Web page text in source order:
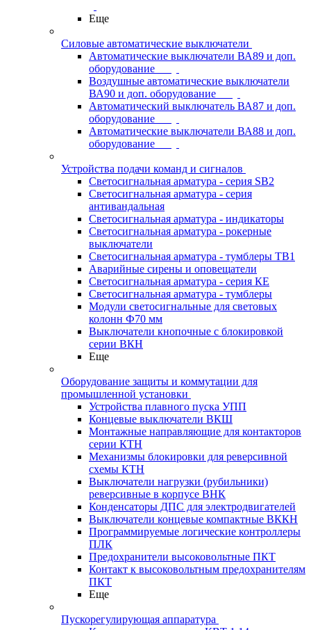
Еще
Силовые автоматические выключатели
Автоматические выключатели ВА89 и доп.
оборудование
Воздушные автоматические выключатели
ВА90 и доп. оборудование
Автоматический выключатель ВА87 и доп.
оборудование
Автоматические выключатели ВА88 и доп.
оборудование
Устройства подачи команд и сигналов
Светосигнальная арматура - серия SB2
Светосигнальная арматура - серия
антивандальная
Светосигнальная арматура - индикаторы
Светосигнальная арматура - рокерные
выключатели
Светосигнальная арматура - тумблеры ТВ1
Аварийные сирены и оповещатели
Светосигнальная арматура - серия КЕ
Светосигнальная арматура - тумблеры
Модули светосигнальные для световых
колонн Ф70 мм
Выключатели кнопочные с блокировкой
серии ВКН
Еще
Оборудование защиты и коммутации для
промышленной установки
Устройства плавного пуска УПП
Концевые выключатели ВКШ
Монтажные направляющие для контакторов
серии КТН
Механизмы блокировки для реверсивной
схемы КТН
Выключатели нагрузки (рубильники)
реверсивные в корпусе ВНК
Конденсаторы ДПС для электродвигателей
Выключатели концевые компактные ВККН
Программируемые логические контроллеры
ПЛК
Предохранители высоковольтные ПКТ
Контакт к высоковольтным предохранителям
ПКТ
Еще
Пускорегулирующая аппаратура